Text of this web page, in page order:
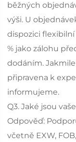
běžných
výši. U
dispozici
% jako zálohu
dodáním.
připravena k
informujeme.
Q3. Jaké jsou
Odpověď:
včetně EXW,